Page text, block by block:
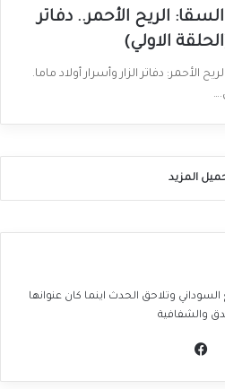
الريح الأحمر.. دفاتر
الاولي)
الأحمر: دفاتر الزار وأسرار أولاد ماما.
المزيد
السوداني وتلاحق الحدث اينما كان عنوانها
والشفافية